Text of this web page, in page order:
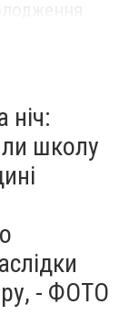
ніч:
школу
- ФОТО